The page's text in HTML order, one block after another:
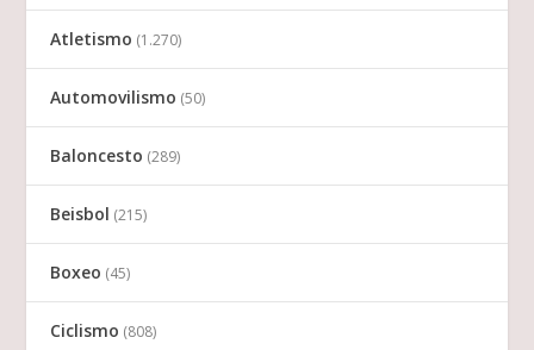
Atletismo (1.270)
Automovilismo (50)
Baloncesto (289)
Beisbol (215)
Boxeo (45)
Ciclismo (808)